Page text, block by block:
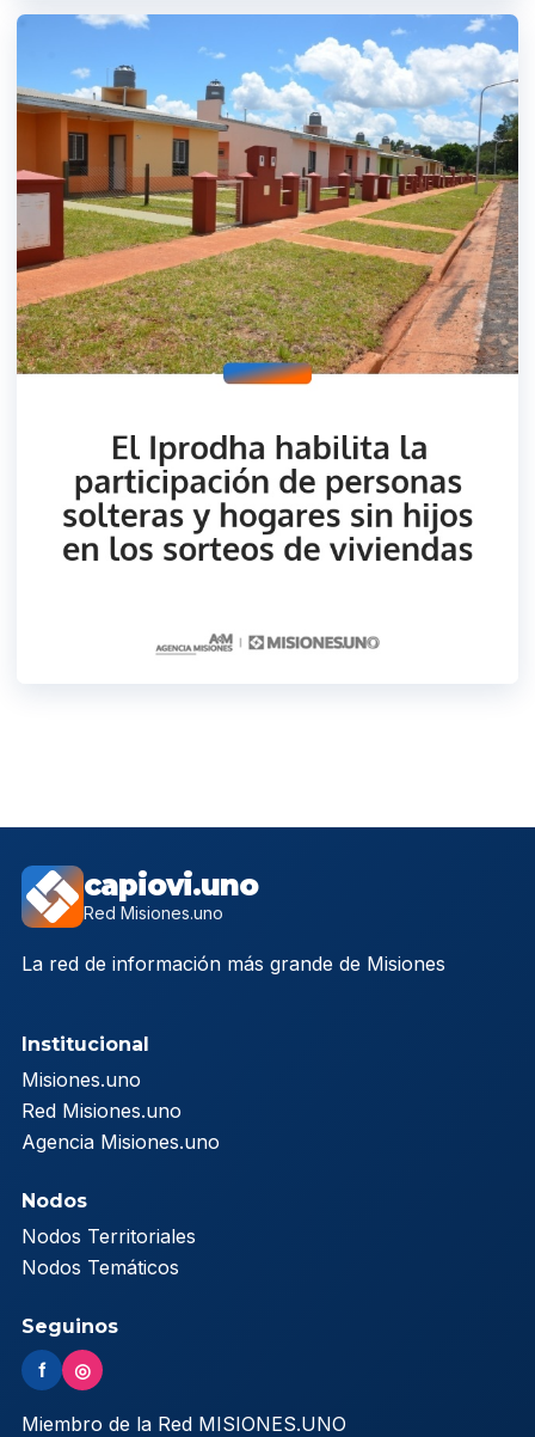
capiovi.uno
Red Misiones.uno
La red de información más grande de Misiones
Institucional
Misiones.uno
Red Misiones.uno
Agencia Misiones.uno
Nodos
Nodos Territoriales
Nodos Temáticos
Seguinos
f ◎
Miembro de la Red MISIONES.UNO